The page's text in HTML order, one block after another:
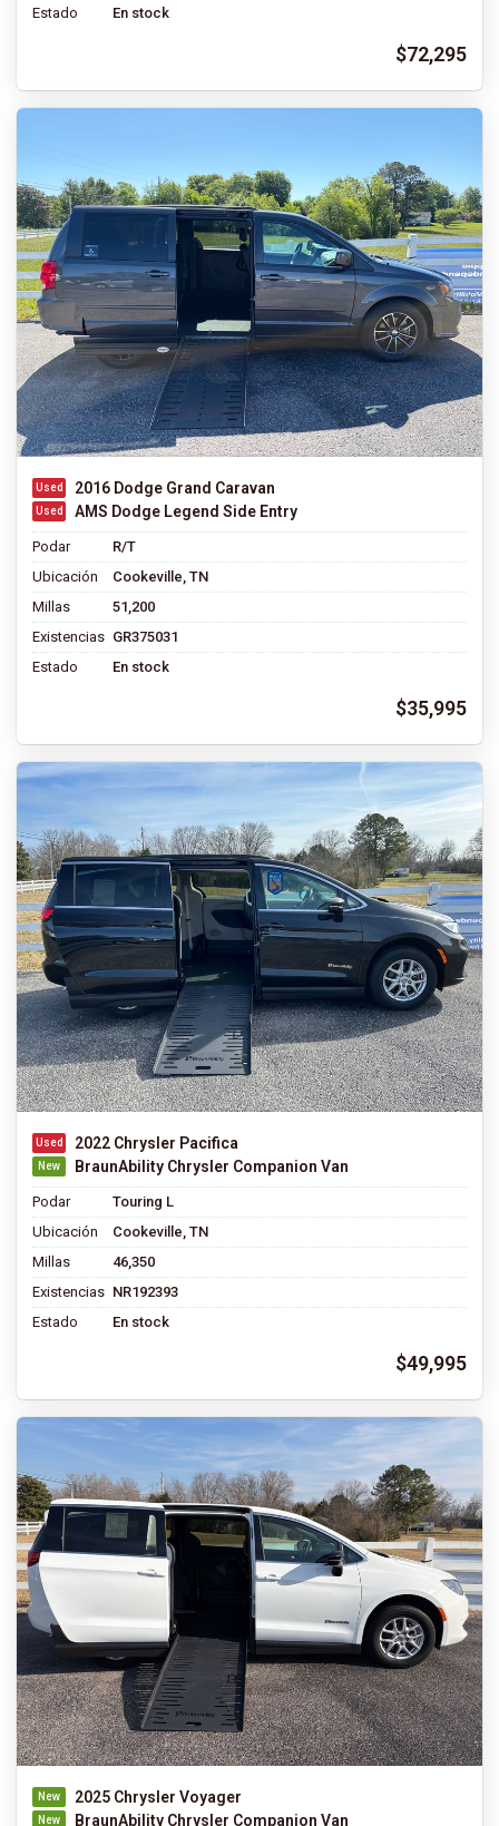
Estado
En stock
$72,295
2016 Dodge Grand Caravan
AMS Dodge Legend Side Entry
Podar
R/T
Ubicación
Cookeville, TN
Millas
51,200
Existencias GR375031
Estado
En stock
$35,995
2022 Chrysler Pacifica
BraunAbility Chrysler Companion Van
Podar
Touring L
Ubicación
Cookeville, TN
Millas
46,350
Existencias NR192393
Estado
En stock
$49,995
2025 Chrysler Voyager
BraunAbility Chrysler Companion Van